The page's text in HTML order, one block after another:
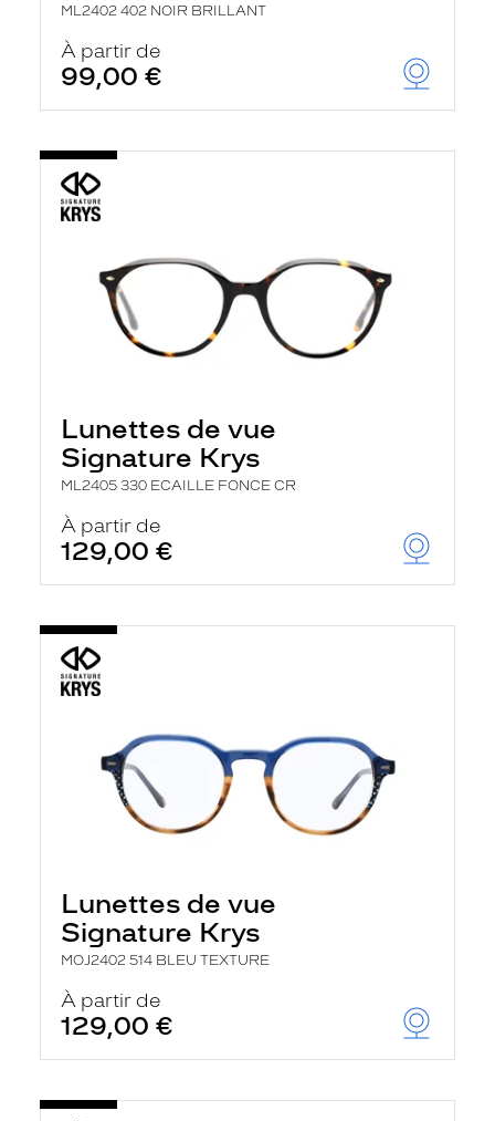
ML2402 402 NOIR BRILLANT
À partir de
99,00 €
Lunettes de vue
Signature Krys
ML2405 330 ECAILLE FONCE CR
À partir de
129,00 €
Lunettes de vue
Signature Krys
MOJ2402 514 BLEU TEXTURE
À partir de
129,00 €